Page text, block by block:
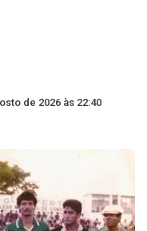
de 2026 às 22:40